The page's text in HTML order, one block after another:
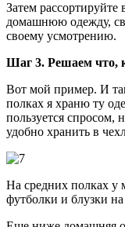
Затем
домашнюю одежду,
своему усмотрению.
Шаг 3. Решаем что,
Вот мой пример. И
полках я храню ту
пользуется
удобно хранить в
На средних полках у
футболки и блузки